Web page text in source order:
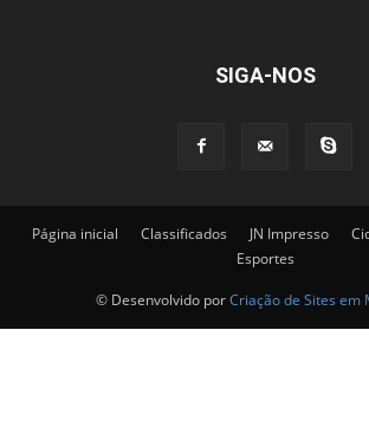
SIGA-NOS
Página inicial Classificados JN Impresso
Esportes
© Desenvolvido porCriação de Sites em